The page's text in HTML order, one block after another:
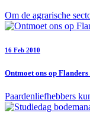
Om de agrarische
16 Feb 2010
Ontmoet ons op
Paardenliefhebbers